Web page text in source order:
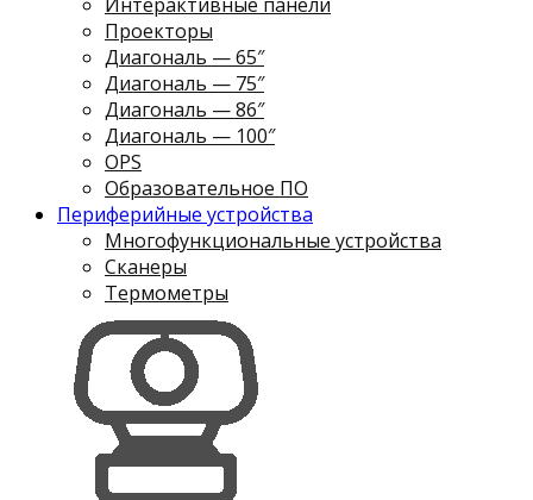
Проекторы
Диагональ — 65″
Диагональ — 75″
Диагональ — 86″
Диагональ — 100″
OPS
Образовательное ПО
Периферийные устройства
Многофункциональные устройства
Сканеры
Термометры